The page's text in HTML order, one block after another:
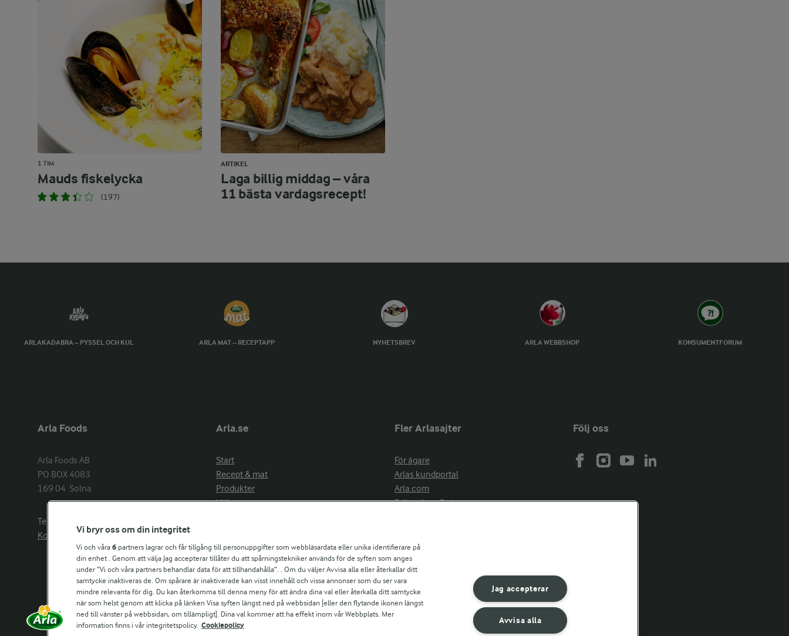
1 TIM
Mauds fiskelycka
(197)
ARTIKEL
Laga billig middag – våra
11 bästa vardagsrecept!
ARLAKADABRA – PYSSEL OCH KUL ARLA MAT – RECEPTAPP NYHETSBREV ARLA WEBBSHOP KONSUMENTFORUM
Arla Foods
Arla Foods AB
PO BOX 4083
169 04  Solna
Telefon:
Kontakta oss
Arla.se
Start
Recept & mat
Produkter
Hälsa
Aktuellt
Om Arla
Nyheter & press
Jobb & karriär
Kontakta oss
Fler Arlasajter
För ägare
Arlas kundportal
Arla.com
Falbygdens Ost
Följ oss
Vi bryr oss om din integritet
Vi och våra 6 partners lagrar och får tillgång till personuppgifter som webbläsardata eller unika identifierare på
din enhet . Genom att välja Jag accepterar tillåter du att spårningstekniker används för de syften som anges
under ”Vi och våra partners behandlar data för att tillhandahålla”. . Om du väljer Avvisa alla eller återkallar ditt
samtycke inaktiveras de. Om spårare är inaktiverade kan visst innehåll och vissa annonser som du ser vara
mindre relevanta för dig. Du kan återkomma till denna meny för att ändra dina val eller återkalla ditt samtycke
när som helst genom att klicka på länken Visa syften längst ned på webbsidan [eller den flytande ikonen längst
ned till vänster på webbsidan, om tillämpligt]. Dina val kommer att ha effekt inom vår Webbplats. Mer
information finns i vår integritetspolicy. Cookiepolicy
Jag accepterar
Avvisa alla